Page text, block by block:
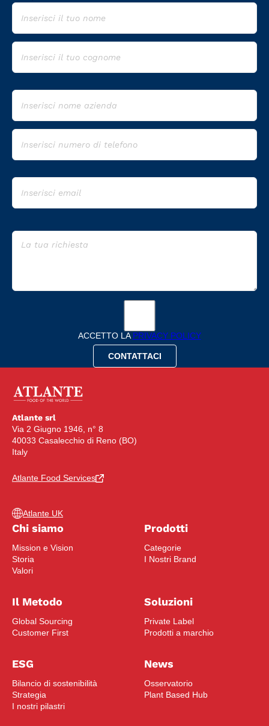
ACCETTO LA PRIVACY POLICY
Atlante srl
Via 2 Giugno 1946, n° 8
40033 Casalecchio di Reno (BO)
Italy
Atlante Food Services
Atlante UK
Chi siamo
Mission e Vision
Storia
Valori
Prodotti
Categorie
I Nostri Brand
Il Metodo
Global Sourcing
Customer First
Soluzioni
Private Label
Prodotti a marchio
ESG
Bilancio di sostenibilità
Strategia
I nostri pilastri
News
Osservatorio
Plant Based Hub